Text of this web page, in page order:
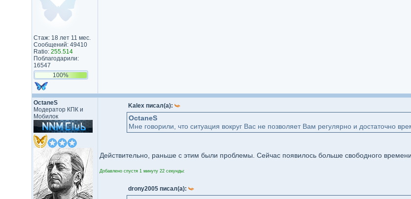
Стаж: 18 лет 11 мес.
Сообщений: 49410
Ratio: 255.514
Поблагодарили:
16547
100%
OctaneS
Модератор КПК и
Мобилок
Kalex писал(а):
OctaneS
Мне говорили, что ситуация вокруг Вас не позволяет Вам регулярно и достаточно
Действительно, раньше с этим были проблемы. Сейчас появилось больше свободного
Добавлено спустя 1 минуту 22 секунды:
drony2005 писал(а):